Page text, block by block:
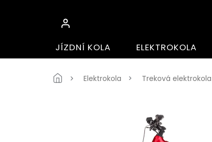
JÍZDNÍ KOLA ELEKTROKOLA
DomůElektrokola Treková elektrokola